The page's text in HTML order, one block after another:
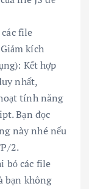
các file
kích
Kết hợp
nhất,
tính năng
Bạn đọc
này nhé nếu
2.
bỏ các file
bạn không